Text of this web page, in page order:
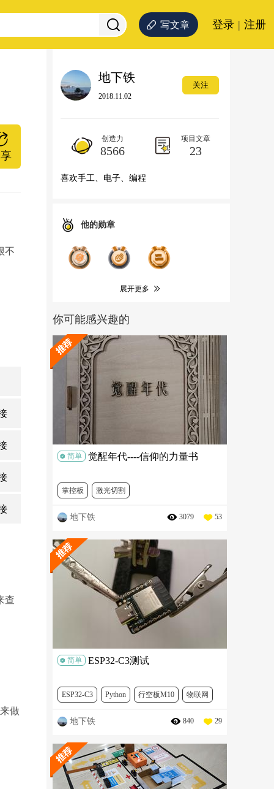
写文章 登录 | 注册
不
查
做
地下铁
2018.11.02
关注
创造力
8566
项目文章
23
喜欢手工、电子、编程
他的勋章
展开更多
你可能感兴趣的
简单 觉醒年代----信仰的力量书
掌控板 激光切割
“迎建党百年，展科技风采”创意主题作品征集
地下铁 3079 53
简单 ESP32-C3测试
ESP32-C3 Python 行空板M10 物联网
地下铁 840 29